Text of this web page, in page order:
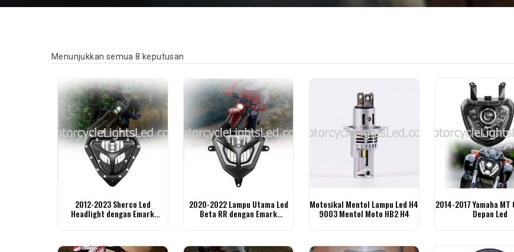
Menunjukkan semua 8 keputusan
2012-2023 Sherco Led
Headlight dengan Emark
Diluluskan
2020-2022 Lampu Utama Led
Beta RR dengan Emark
Diluluskan
Motosikal Mentol Lampu Led H4
9003 Mentol Moto HB2 H4
2014-2017 Yamaha MT
Depan Led